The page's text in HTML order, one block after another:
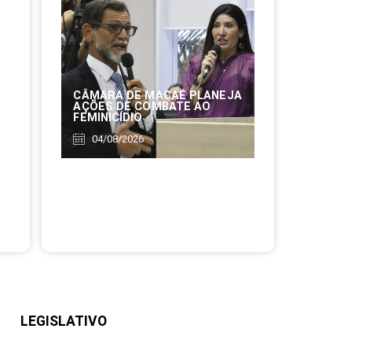
CÂMARA DE MACAÉ PLANEJA
AÇÕES DE COMBATE AO
FEMINICÍDIO
04/08/2026
LEGISLATIVO